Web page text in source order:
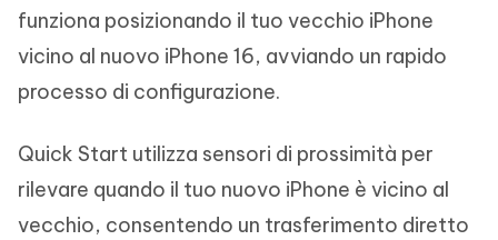
funziona posizionando il tuo vecchio iPhone
vicino al nuovo iPhone 16, avviando un rapido
processo di configurazione.
Quick Start utilizza sensori di prossimità per
rilevare quando il tuo nuovo iPhone è vicino al
vecchio, consentendo un trasferimento diretto